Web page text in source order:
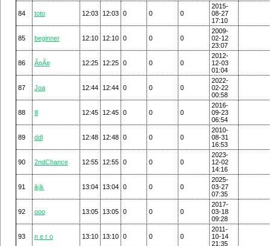
84 toto 12:03 12:03 0 0 0
2015-
08-27
17:10
85 beginner 12:10 12:10 0 0 0
2009-
02-12
23:07
86 Ã¤Ã¤ 12:25 12:25 0 0 0
2012-
12-03
01:04
87 Joa 12:44 12:44 0 0 0
2022-
02-22
00:58
88 lll 12:45 12:45 0 0 0
2016-
09-23
06:54
89 ddl 12:48 12:48 0 0 0
2010-
08-31
16:53
90 2ndChance 12:55 12:55 0 0 0
2023-
12-02
14:16
91 jkjk 13:04 13:04 0 0 0
2025-
03-27
07:35
92 ooo 13:05 13:05 0 0 0
2017-
03-18
09:28
93 n e r o 13:10 13:10 0 0 0
2011-
10-14
21:35